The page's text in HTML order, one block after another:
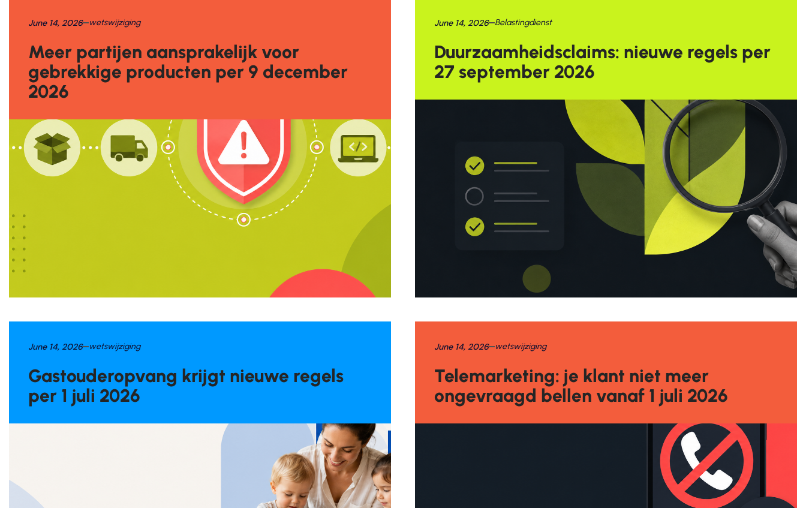
June 14, 2026 wetswijziging
Meer partijen aansprakelijk voor
gebrekkige producten per 9 december
2026
June 14, 2026 Belastingdienst
Duurzaamheidsclaims: nieuwe regels per
27 september 2026
June 14, 2026 wetswijziging
Gastouderopvang krijgt nieuwe regels
per 1 juli 2026
June 14, 2026 wetswijziging
Telemarketing: je klant niet meer
ongevraagd bellen vanaf 1 juli 2026